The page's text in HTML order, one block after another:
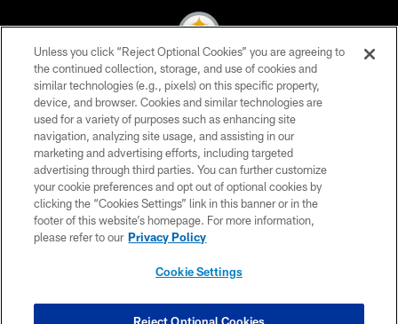
© 2026 Pittsburgh Steelers. All Rights Reserved
PRIVACY POLICY
TERMS OF USE
ACCESSIBILITY
CONTACT US
SITE MAP
COOKIE SETTINGS
Unless you click “Reject Optional Cookies” you are agreeing to
the continued collection, storage, and use of cookies and
similar technologies (e.g., pixels) on this specific property,
device, and browser. Cookies and similar technologies are
used for a variety of purposes such as enhancing site
navigation, analyzing site usage, and assisting in our
marketing and advertising efforts, including targeted
advertising through third parties. You can further customize
your cookie preferences and opt out of optional cookies by
clicking the “Cookies Settings” link in this banner or in the
footer of this website’s homepage. For more information,
please refer to our Privacy Policy
Cookie Settings